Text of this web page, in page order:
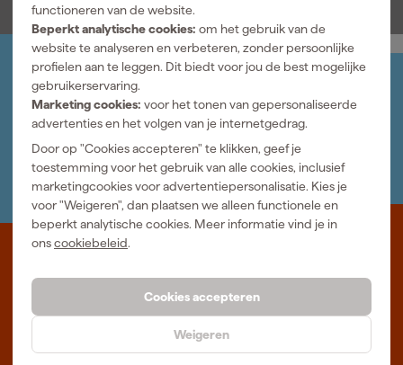
functioneren van de website.
Beperkt analytische cookies: om het gebruik van de
website te analyseren en verbeteren, zonder persoonlijke
profielen aan te leggen. Dit biedt voor jou de best mogelijke
gebruikerservaring.
Marketing cookies: voor het tonen van gepersonaliseerde
advertenties en het volgen van je internetgedrag.
Door op "Cookies accepteren" te klikken, geef je
toestemming voor het gebruik van alle cookies, inclusief
marketingcookies voor advertentiepersonalisatie. Kies je
voor "Weigeren", dan plaatsen we alleen functionele en
beperkt analytische cookies. Meer informatie vind je in
onscookiebeleid.
Cookies accepteren
Weigeren
Jouw account
Log-in en beheer je bestellingen en gegevens
Nieuwsbrief
Wij helpen je graag
Neem contact op met één van onze specialisten.
Professioneel gereedschap met advies op maat: wij zijn dé online
specialist, wat je project ook is. Gereedschapcentrum is Beter